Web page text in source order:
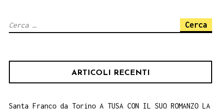
Ricerca
ARTICOLI RECENTI
Santa Franco da Torino A TUSA CON IL SUO ROMANZO LA